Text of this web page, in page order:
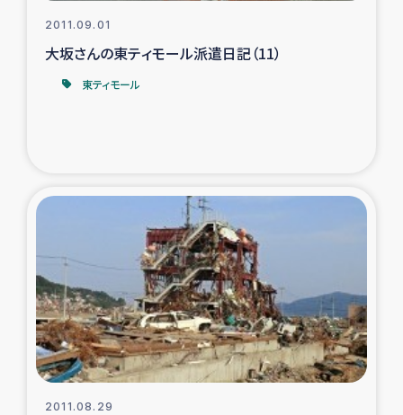
インドネシア中部 スラウェシの地震・津波被災者支援
スリランカ 緊急人道支援
スリランカ南部洪水被災者支援
スリランカの南北女性をつなぐサリー・リサイクル・プロ
ジェクト
復興支援事業
2011.09.01
大坂さんの東ティモール派遣日記（11）
東ティモール
2011.08.29